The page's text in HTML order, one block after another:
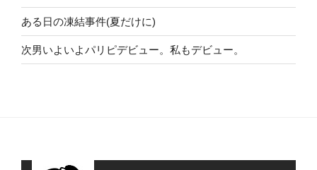
ある日の凍結事件(夏だけに)
次男いよいよパリピデビュー。私もデビュー。